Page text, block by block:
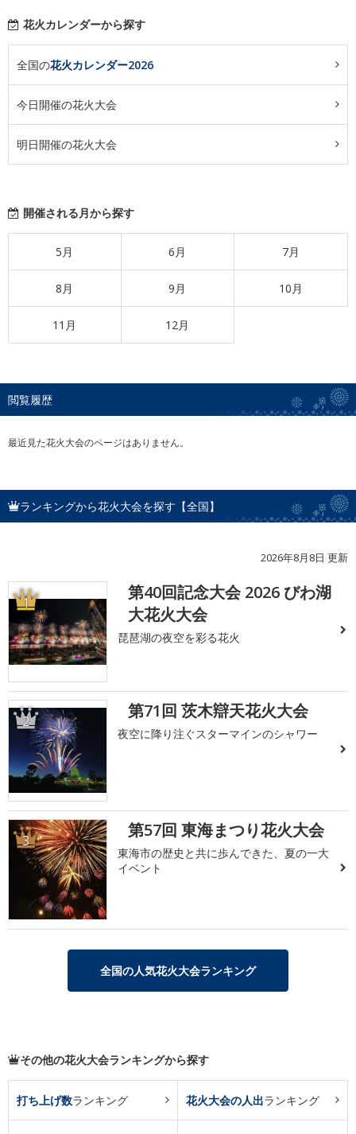
花火カレンダーから探す
全国の花火カレンダー2026
今日開催の花火大会
明日開催の花火大会
開催される月から探す
5月 6月 7月
8月 9月 10月
11月 12月
閲覧履歴
最近見た花火大会のページはありません。
ランキングから花火大会を探す【全国】
2026年8月8日 更新
1
第40回記念大会 2026 びわ湖
大花火大会
琵琶湖の夜空を彩る花火
2 第71回 茨木辯天花火大会
夜空に降り注ぐスターマインのシャワー
3 第57回 東海まつり花火大会
東海市の歴史と共に歩んできた、夏の一大
イベント
全国の人気花火大会ランキング
その他の花火大会ランキングから探す
打ち上げ数ランキング 花火大会の人出ランキング